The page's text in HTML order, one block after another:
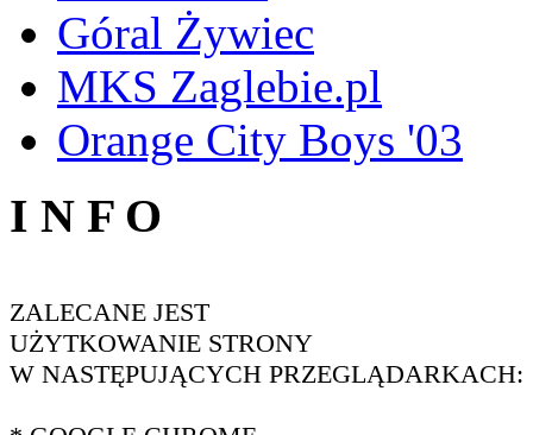
Góral Żywiec
MKS Zaglebie.pl
Orange City Boys '03
I N F O
ZALECANE JEST
UŻYTKOWANIE STRONY
W NASTĘPUJĄCYCH PRZEGLĄDARKACH: